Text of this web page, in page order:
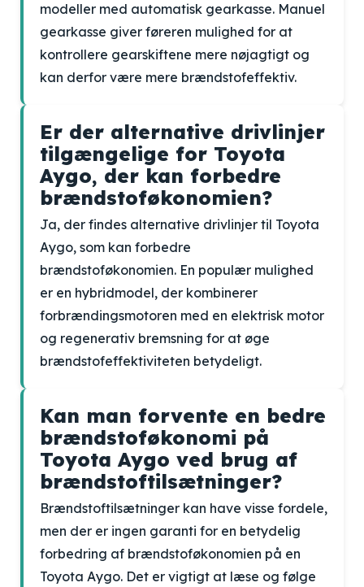
modeller med automatisk gearkasse. Manuel
gearkasse giver føreren mulighed for at
kontrollere gearskiftene mere nøjagtigt og
kan derfor være mere brændstofeffektiv.
Er der alternative drivlinjer
tilgængelige for Toyota
Aygo, der kan forbedre
brændstoføkonomien?
Ja, der findes alternative drivlinjer til Toyota
Aygo, som kan forbedre
brændstoføkonomien. En populær mulighed
er en hybridmodel, der kombinerer
forbrændingsmotoren med en elektrisk motor
og regenerativ bremsning for at øge
brændstofeffektiviteten betydeligt.
Kan man forvente en bedre
brændstoføkonomi på
Toyota Aygo ved brug af
brændstoftilsætninger?
Brændstoftilsætninger kan have visse fordele,
men der er ingen garanti for en betydelig
forbedring af brændstoføkonomien på en
Toyota Aygo. Det er vigtigt at læse og følge